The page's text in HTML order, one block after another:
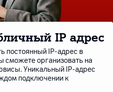
IP адрес
постоянный IP-адрес в
сможете организовать на
Уникальный IP-адрес
подключении к